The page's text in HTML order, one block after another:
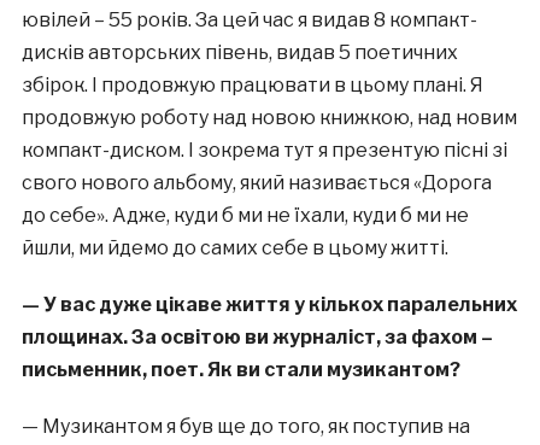
ювілей – 55 років. За цей час я видав 8 компакт-
дисків авторських півень, видав 5 поетичних
збірок. І продовжую працювати в цьому плані. Я
продовжую роботу над новою книжкою, над новим
компакт-диском. І зокрема тут я презентую пісні зі
свого нового альбому, який називається «Дорога
до себе». Адже, куди б ми не їхали, куди б ми не
йшли, ми йдемо до самих себе в цьому житті.
— У вас дуже цікаве життя у кількох паралельних
площинах. За освітою ви журналіст, за фахом –
письменник, поет. Як ви стали музикантом?
— Музикантом я був ще до того, як поступив на